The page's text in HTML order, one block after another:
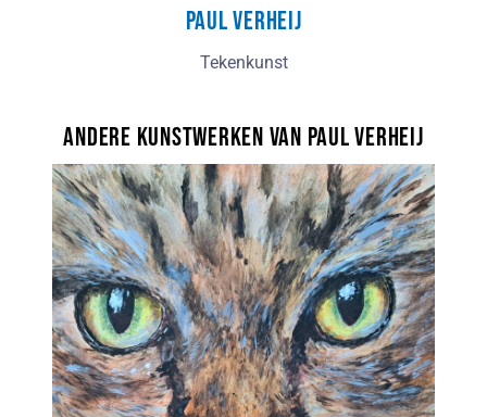
Paul Verheij
Tekenkunst
Andere kunstwerken van Paul Verheij